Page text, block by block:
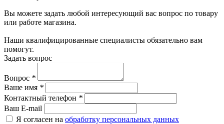
Вы можете задать любой интересующий вас вопрос по товару
или работе магазина.
Наши квалифицированные специалисты обязательно вам
помогут.
Задать вопрос
Вопрос *
Ваше имя *
Контактный телефон *
Ваш E-mail
Я согласен на обработку персональных данных